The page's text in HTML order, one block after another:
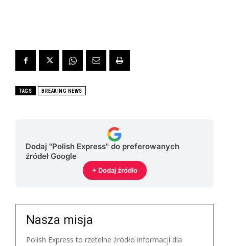
TAGS BREAKING NEWS
Dodaj "Polish Express" do preferowanych
źródeł Google
+ Dodaj źródło
Nasza misja
Polish Express to rzetelne źródło informacji dla